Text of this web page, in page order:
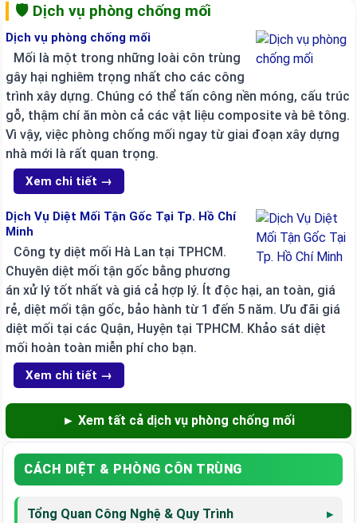
🛡️ Dịch vụ phòng chống mối
Dịch vụ phòng chống mối
Mối là một trong những loài côn trùng
gây hại nghiêm trọng nhất cho các công
trình xây dựng. Chúng có thể tấn công nền móng, cấu trúc
gỗ, thậm chí ăn mòn cả các vật liệu composite và bê tông.
Vì vậy, việc phòng chống mối ngay từ giai đoạn xây dựng
nhà mới là rất quan trọng.
Xem chi tiết →
Dịch Vụ Diệt Mối Tận Gốc Tại Tp. Hồ Chí
Minh
Công ty diệt mối Hà Lan tại TPHCM.
Chuyên diệt mối tận gốc bằng phương
án xử lý tốt nhất và giá cả hợp lý. Ít độc hại, an toàn, giá
rẻ, diệt mối tận gốc, bảo hành từ 1 đến 5 năm. Ưu đãi giá
diệt mối tại các Quận, Huyện tại TPHCM. Khảo sát diệt
mối hoàn toàn miễn phí cho bạn.
Xem chi tiết →
► Xem tất cả dịch vụ phòng chống mối
CÁCH DIỆT & PHÒNG CÔN TRÙNG
Tổng Quan Công Nghệ & Quy Trình